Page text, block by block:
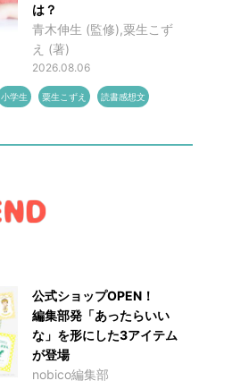
は？
青木伸生 (監修),粟生こず
え (著)
2026.08.06
小学生 粟生こずえ 読書感想文
公式ショップOPEN！
編集部発「あったらいい
な」を形にした3アイテム
が登場
nobico編集部